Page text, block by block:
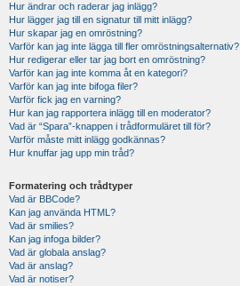
Hur ändrar och raderar jag inlägg?
Hur lägger jag till en signatur till mitt inlägg?
Hur skapar jag en omröstning?
Varför kan jag inte lägga till fler omröstningsalternativ?
Hur redigerar eller tar jag bort en omröstning?
Varför kan jag inte komma åt en kategori?
Varför kan jag inte bifoga filer?
Varför fick jag en varning?
Hur kan jag rapportera inlägg till en moderator?
Vad är “Spara”-knappen i trådformuläret till för?
Varför måste mitt inlägg godkännas?
Hur knuffar jag upp min tråd?
Formatering och trådtyper
Vad är BBCode?
Kan jag använda HTML?
Vad är smilies?
Kan jag infoga bilder?
Vad är globala anslag?
Vad är anslag?
Vad är notiser?